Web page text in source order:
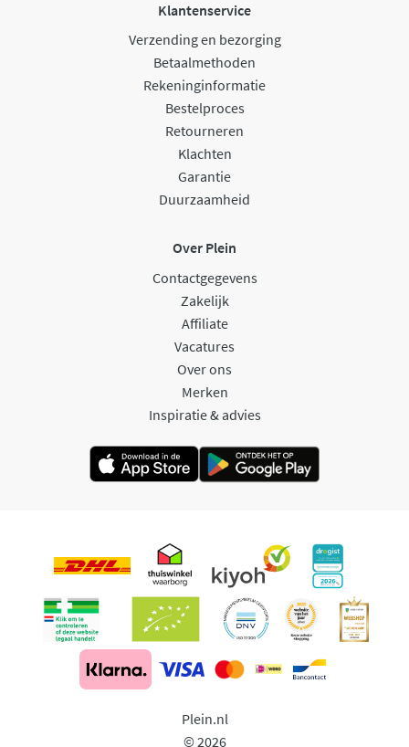
Klantenservice
Verzending en bezorging
Betaalmethoden
Rekeninginformatie
Bestelproces
Retourneren
Klachten
Garantie
Duurzaamheid
Over Plein
Contactgegevens
Zakelijk
Affiliate
Vacatures
Over ons
Merken
Inspiratie & advies
Plein.nl
© 2026